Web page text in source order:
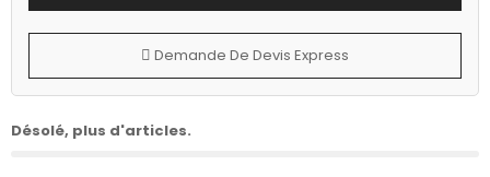
Demande De Devis Express
Désolé, plus d'articles.